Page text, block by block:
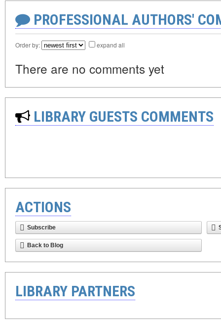
PROFESSIONAL AUTHORS'
Order by: expand all
There are no comments yet
LIBRARY GUESTS COMMENTS
ACTIONS
Subscribe
Back to Blog
LIBRARY PARTNERS